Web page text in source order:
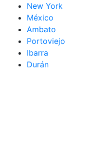
New York
México
Ambato
Portoviejo
Ibarra
Durán